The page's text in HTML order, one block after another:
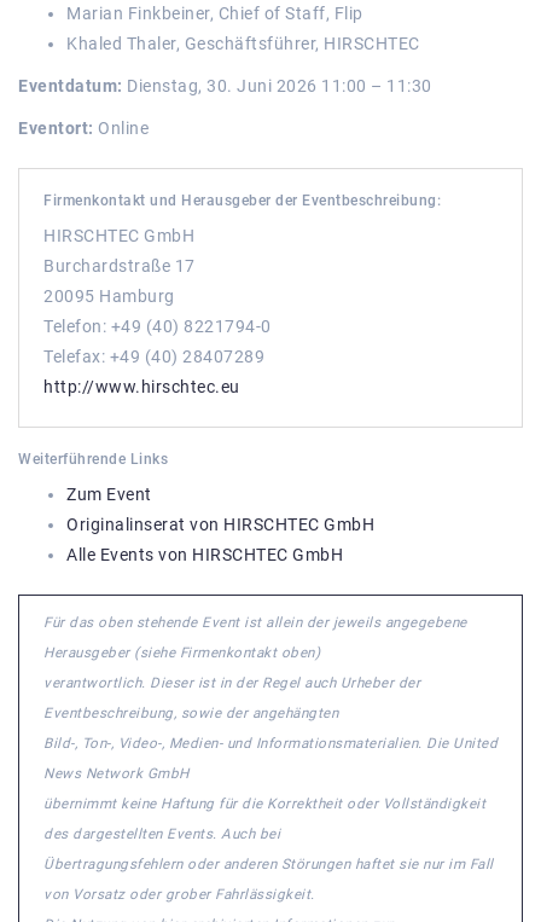
Marian Finkbeiner, Chief of Staff, Flip
Khaled Thaler, Geschäftsführer, HIRSCHTEC
Eventdatum: Dienstag, 30. Juni 2026 11:00 – 11:30
Eventort: Online
Firmenkontakt und Herausgeber der Eventbeschreibung:
HIRSCHTEC GmbH
Burchardstraße 17
20095 Hamburg
Telefon: +49 (40) 8221794-0
Telefax: +49 (40) 28407289
http://www.hirschtec.eu
Weiterführende Links
Zum Event
Originalinserat von HIRSCHTEC GmbH
Alle Events von HIRSCHTEC GmbH
Für das oben stehende Event ist allein der jeweils angegebene
Herausgeber (siehe Firmenkontakt oben)
verantwortlich. Dieser ist in der Regel auch Urheber der
Eventbeschreibung, sowie der angehängten
Bild-, Ton-, Video-, Medien- und Informationsmaterialien. Die United
News Network GmbH
übernimmt keine Haftung für die Korrektheit oder Vollständigkeit
des dargestellten Events. Auch bei
Übertragungsfehlern oder anderen Störungen haftet sie nur im Fall
von Vorsatz oder grober Fahrlässigkeit.